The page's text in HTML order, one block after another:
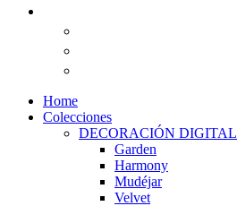
Home
Colecciones
DECORACIÓN DIGITAL
Garden
Harmony
Mudéjar
Velvet